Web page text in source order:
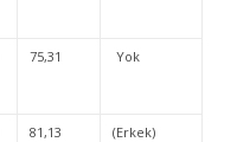
75,31 Yok
81,13 (Erkek)